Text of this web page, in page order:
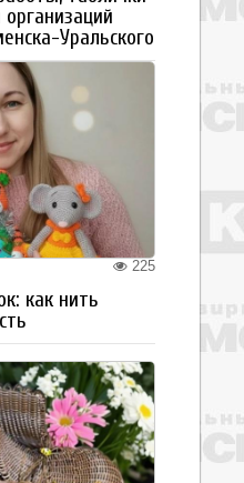
Уральского
225
как нить